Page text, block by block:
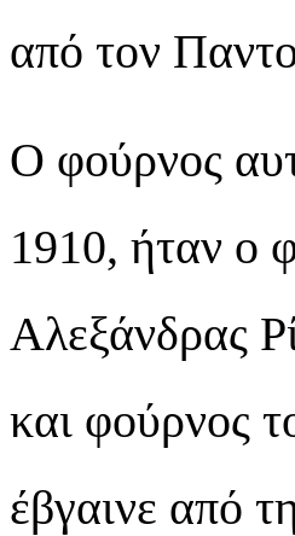
από τον
Ο φούρνος
1910, ήταν ο
Αλεξάνδρας
και φούρνος
έβγαινε από